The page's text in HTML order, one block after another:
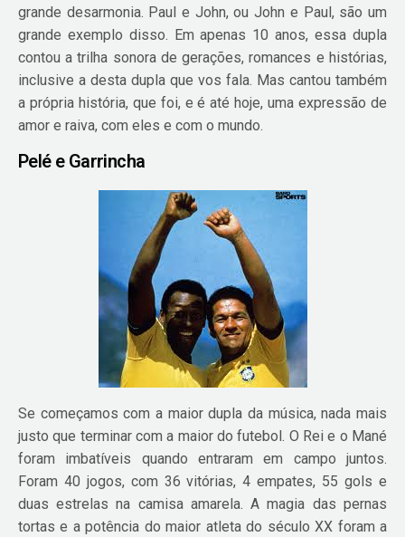
grande desarmonia. Paul e John, ou John e Paul, são um
grande exemplo disso. Em apenas 10 anos, essa dupla
contou a trilha sonora de gerações, romances e histórias,
inclusive a desta dupla que vos fala. Mas cantou também
a própria história, que foi, e é até hoje, uma expressão de
amor e raiva, com eles e com o mundo.
Pelé e Garrincha
Se começamos com a maior dupla da música, nada mais
justo que terminar com a maior do futebol. O Rei e o Mané
foram imbatíveis quando entraram em campo juntos.
Foram 40 jogos, com 36 vitórias, 4 empates, 55 gols e
duas estrelas na camisa amarela. A magia das pernas
tortas e a potência do maior atleta do século XX foram a